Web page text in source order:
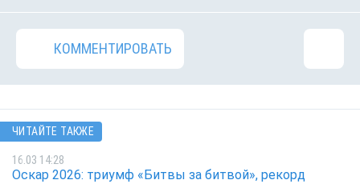
КОММЕНТИРОВАТЬ
ЧИТАЙТЕ ТАКЖЕ
16.03 14:28
Оскар 2026: триумф «Битвы за битвой», рекорд